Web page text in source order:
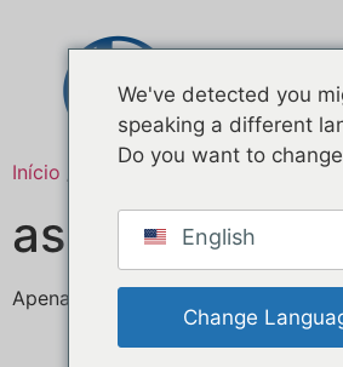
Início / Produtos etiquetados com
assistência
Apenas um resultado
We've detected you
speaking a different
Do you want to
English
Change